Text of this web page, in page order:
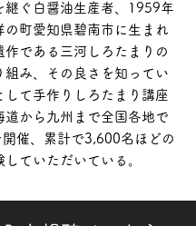
継ぐ白醤油生産者、1959年
の町愛知県碧南市に生まれ
作である三河しろたまりの
組み、その良さを知ってい
して手作りしろたまり講座
道から九州まで全国各地で
催、累計で3,600名ほどの
ていただいている。